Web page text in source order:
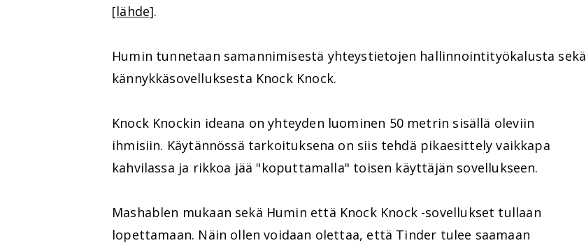
[lähde].
Humin tunnetaan samannimisestä yhteystietojen hallinnointityökalusta sekä
kännykkäsovelluksesta Knock Knock.
Knock Knockin ideana on yhteyden luominen 50 metrin sisällä oleviin
ihmisiin. Käytännössä tarkoituksena on siis tehdä pikaesittely vaikkapa
kahvilassa ja rikkoa jää "koputtamalla" toisen käyttäjän sovellukseen.
Mashablen mukaan sekä Humin että Knock Knock -sovellukset tullaan
lopettamaan. Näin ollen voidaan olettaa, että Tinder tulee saamaan